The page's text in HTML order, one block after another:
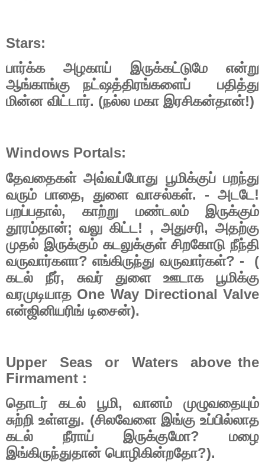
Stars:
பார்க்க அழகாய் இருக்கட்டுமே
என்று
ஆங்காங்கு
நட்ஷத்திரங்களைப்
பதித்து
மின்ன விட்டார். (நல்ல மகா இரசிகன்தான்!)
Windows Portals:
தேவதைகள் அவ்வப்போது பூமிக்குப் பறந்து
வரும் பாதை, துளை வாசல்கள். -அடடே!
பறப்பதால்,காற்று மண்டலம்
இருக்கும்
தூரம்தான்; வலு கிட்ட! , அதுசரி, அதற்கு
முதல் இருக்கும் கடலுக்குள் சிறகோடு நீந்தி
வருவார்களா?எங்கிருந்து வருவார்கள்? - (
கடல் நீர், சுவர் துளை ஊடாக
பூமிக்கு
வரமுடியாத One Way Directional Valve
என்ஜினியரிங் டிசைன்).
Upper Seas or Waters above the
Firmament :
தொடர் கடல் பூமி,வானம்
முழுவதையும்
சுற்றி உள்ளது. (சிலவேளை இங்கு உப்பில்லாத
கடல்
நீராய் இருக்குமோ?மழை
இங்கிருந்துதான் பொழிகின்றதோ?).